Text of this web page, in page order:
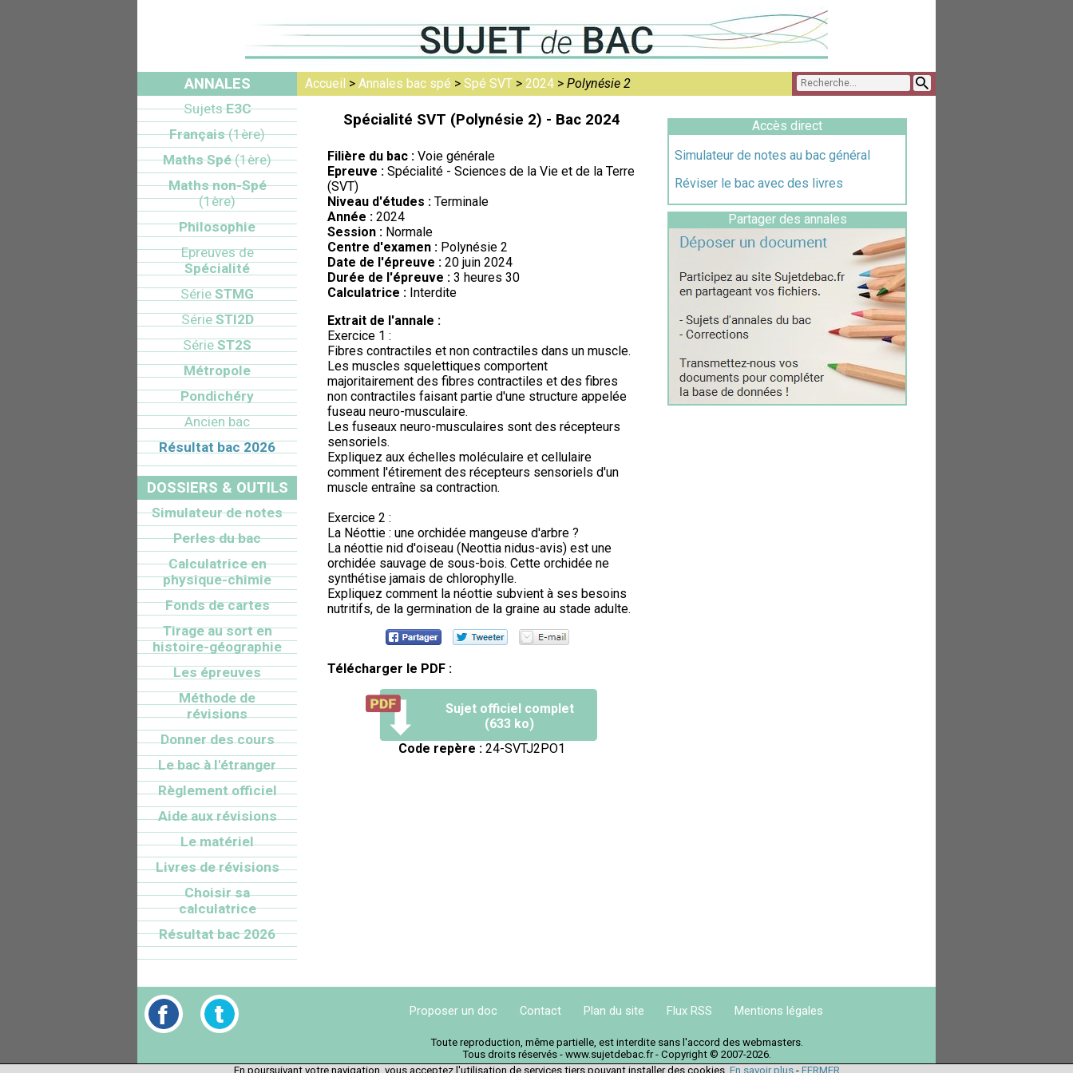
Accueil > Annales bac spé > Spé SVT > 2024 > Polynésie 2
Spécialité SVT (Polynésie 2) - Bac 2024
Filière du bac : Voie générale
Epreuve : Spécialité - Sciences de la Vie et de la Terre
(SVT)
Niveau d'études : Terminale
Année : 2024
Session : Normale
Centre d'examen : Polynésie 2
Date de l'épreuve : 20 juin 2024
Durée de l'épreuve : 3 heures 30
Calculatrice : Interdite
Extrait de l'annale :
Exercice 1 :
Fibres contractiles et non contractiles dans un muscle.
Les muscles squelettiques comportent
majoritairement des fibres contractiles et des fibres
non contractiles faisant partie d'une structure appelée
fuseau neuro-musculaire.
Les fuseaux neuro-musculaires sont des récepteurs
sensoriels.
Expliquez aux échelles moléculaire et cellulaire
comment l'étirement des récepteurs sensoriels d'un
muscle entraîne sa contraction.
Exercice 2 :
La Néottie : une orchidée mangeuse d'arbre ?
La néottie nid d'oiseau (Neottia nidus-avis) est une
orchidée sauvage de sous-bois. Cette orchidée ne
synthétise jamais de chlorophylle.
Expliquez comment la néottie subvient à ses besoins
nutritifs, de la germination de la graine au stade adulte.
Télécharger le PDF :
Sujet officiel complet
(633 ko)
Code repère :24-SVTJ2PO1
Accès direct
Simulateur de notes au bac général
Réviser le bac avec des livres
Partager des annales
ANNALES
SujetsE3C
Français(1ère)
Maths Spé(1ère)
Maths non-Spé
(1ère)
Philosophie
Epreuves de
Spécialité
Série STMG
SérieSTI2D
Série ST2S
Métropole
Pondichéry
Ancien bac
Résultat bac 2026
DOSSIERS & OUTILS
Simulateur de notes
Perles du bac
Calculatrice en
physique-chimie
Fonds de cartes
Tirage au sort en
histoire-géographie
Les épreuves
Méthode de
révisions
Donner des cours
Le bac à l'étranger
Règlement officiel
Aide aux révisions
Le matériel
Livres de révisions
Choisir sa
calculatrice
Résultat bac 2026
Proposer un doc Contact Plan du site Flux RSS Mentions légales
Toute reproduction, même partielle, est interdite sans l'accord des webmasters.
Tous droits réservés - www.sujetdebac.fr - Copyright © 2007-2026.
En poursuivant votre navigation, vous acceptez l'utilisation de services tiers pouvant installer des cookies. En savoir plus- FERMER